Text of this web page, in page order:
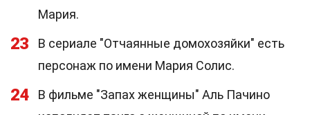
Мария.
23
В сериале "Отчаянные домохозяйки" есть
персонаж по имени Мария Солис.
24
В фильме "Запах женщины" Аль Пачино